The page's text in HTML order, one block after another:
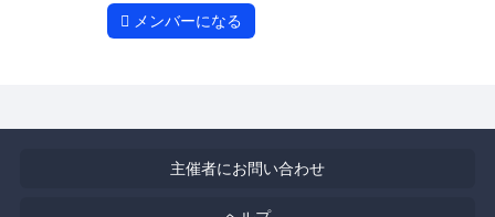
メンバーになる
主催者にお問い合わせ